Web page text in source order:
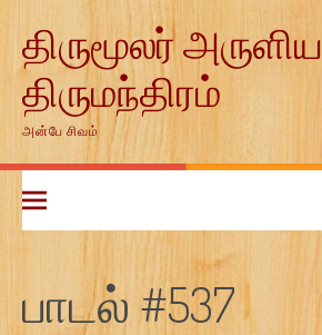
contentதிருமூலர் அருளிய
திருமந்திரம்
அன்பே சிவம்
பாடல் #537